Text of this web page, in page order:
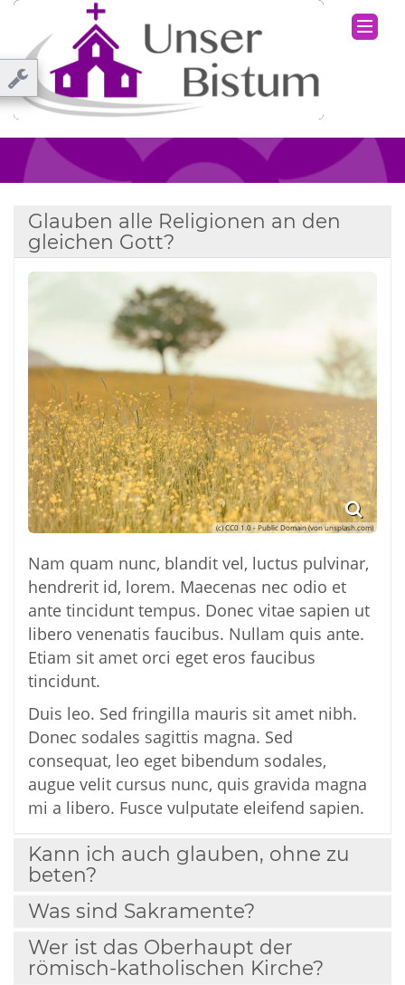
Glauben alle Religionen an den
gleichen Gott?
(c) CC0 1.0 - Public Domain (von unsplash.com)
Nam quam nunc, blandit vel, luctus pulvinar,
hendrerit id, lorem. Maecenas nec odio et
ante tincidunt tempus. Donec vitae sapien ut
libero venenatis faucibus. Nullam quis ante.
Etiam sit amet orci eget eros faucibus
tincidunt.
Duis leo. Sed fringilla mauris sit amet nibh.
Donec sodales sagittis magna. Sed
consequat, leo eget bibendum sodales,
augue velit cursus nunc, quis gravida magna
mi a libero. Fusce vulputate eleifend sapien.
Kann ich auch glauben, ohne zu
beten?
Was sind Sakramente?
Wer ist das Oberhaupt der
römisch-katholischen Kirche?